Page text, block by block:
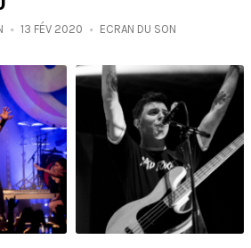
13 FÉV 2020 ECRAN DU SON